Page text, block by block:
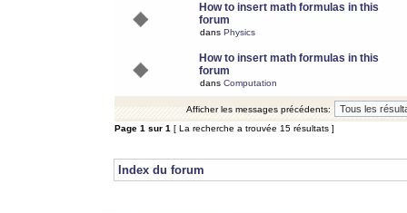
How to insert math formulas in this
forum
dans Physics
How to insert math formulas in this
forum
dans Computation
Afficher les messages précédents:
Page 1 sur 1 [ La recherche a trouvée 15 résultats ]
Index du forum